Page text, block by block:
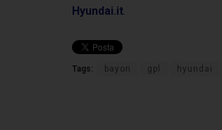
Hyundai.it
Tags: bayon gpl hyundai